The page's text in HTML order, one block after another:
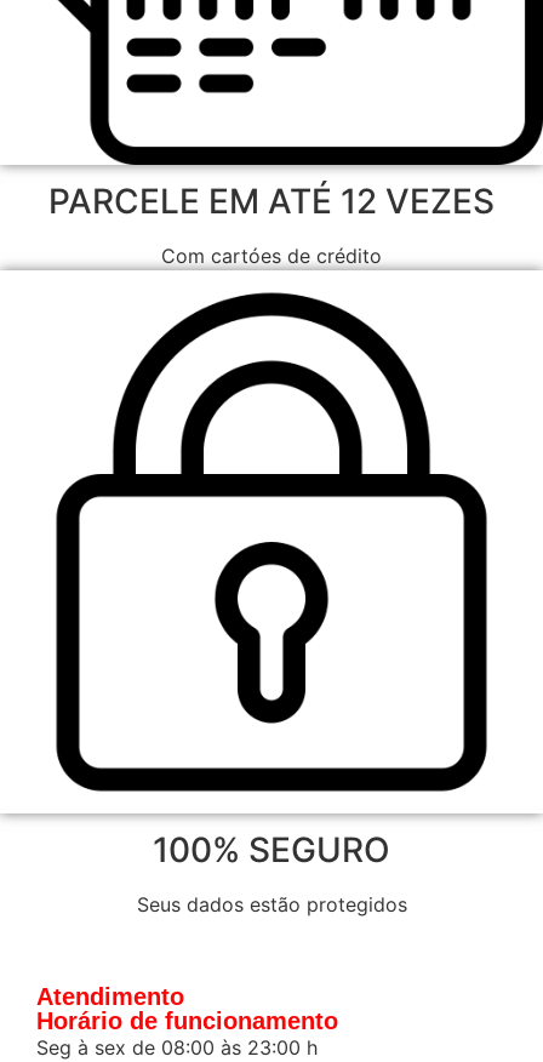
PARCELE EM ATÉ 12 VEZES
Com cartóes de crédito
100% SEGURO
Seus dados estão protegidos
Atendimento
Horário de funcionamento
Seg à sex de 08:00 às 23:00 h